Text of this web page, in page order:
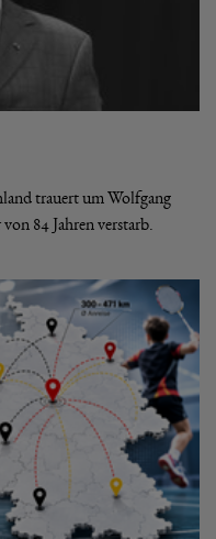
trauert um Wolfgang
84 Jahren verstarb.